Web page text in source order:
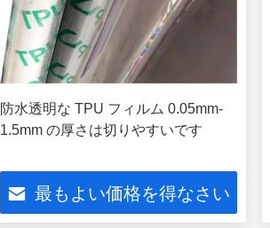
防水透明な TPU フィルム 0.05mm-
1.5mm の厚さは切りやすいです
最もよい価格を得なさい